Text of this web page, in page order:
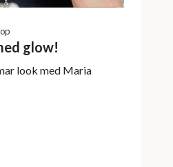
glow!
look med Maria